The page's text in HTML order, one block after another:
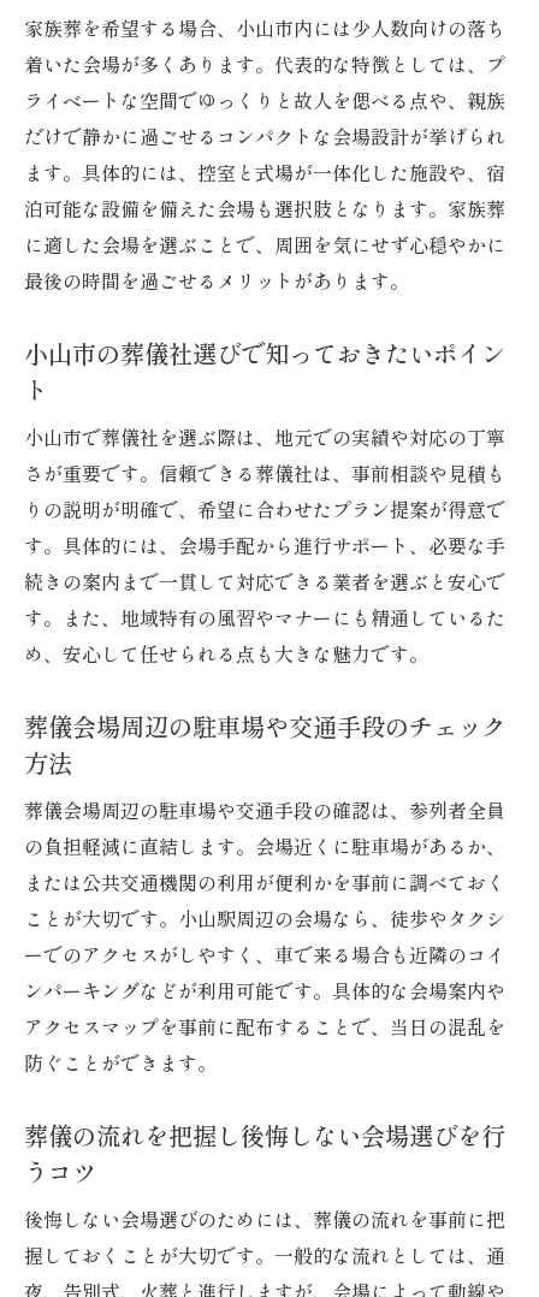
ト
遠方親戚のための小山市のサポート体制と
は
小山市の葬儀と宿泊に関する最新事情を紹
介
心穏やかに過ごすための葬儀準備ガイド
葬儀準備で押さえておきたい小山市の基礎
小山市で安心して葬儀を進めるための流れ
家族葬の準備と宿泊施設選びのコツを紹介
小山市の葬儀社に相談する際の注意点
葬儀と宿泊の準備で失敗しないポイント
小山聖苑利用時の宿泊施設選びのコツ
小山聖苑周辺で宿泊施設を選ぶ際の基準と
は
方
解説
宿泊施設と葬儀車のアクセス確認方法を紹
介
遠方家族にやさしい小山市内の宿泊施設と
は
小山聖苑利用者の宿泊施設選び体験談
家族葬を小山市で行う際のポイント
設
小山市内で家族葬と宿泊を両立させる方法
葬儀社と連携した家族葬の手配ポイント
家族葬に適した宿泊施設のサービスとは
家族葬を希望する場合、小山市内には少人数向けの落ち
着いた会場が多くあります。代表的な特徴としては、プ
ライベートな空間でゆっくりと故人を偲べる点や、親族
だけで静かに過ごせるコンパクトな会場設計が挙げられ
ます。具体的には、控室と式場が一体化した施設や、宿
泊可能な設備を備えた会場も選択肢となります。家族葬
に適した会場を選ぶことで、周囲を気にせず心穏やかに
最後の時間を過ごせるメリットがあります。
小山市の葬儀社選びで知っておきたいポイン
ト
小山市で葬儀社を選ぶ際は、地元での実績や対応の丁寧
さが重要です。信頼できる葬儀社は、事前相談や見積も
りの説明が明確で、希望に合わせたプラン提案が得意で
す。具体的には、会場手配から進行サポート、必要な手
続きの案内まで一貫して対応できる業者を選ぶと安心で
す。また、地域特有の風習やマナーにも精通しているた
め、安心して任せられる点も大きな魅力です。
葬儀会場周辺の駐車場や交通手段のチェック
方法
葬儀会場周辺の駐車場や交通手段の確認は、参列者全員
の負担軽減に直結します。会場近くに駐車場があるか、
または公共交通機関の利用が便利かを事前に調べておく
ことが大切です。小山駅周辺の会場なら、徒歩やタクシ
ーでのアクセスがしやすく、車で来る場合も近隣のコイ
ンパーキングなどが利用可能です。具体的な会場案内や
アクセスマップを事前に配布することで、当日の混乱を
防ぐことができます。
葬儀の流れを把握し後悔しない会場選びを行
うコツ
後悔しない会場選びのためには、葬儀の流れを事前に把
握しておくことが大切です。一般的な流れとしては、通